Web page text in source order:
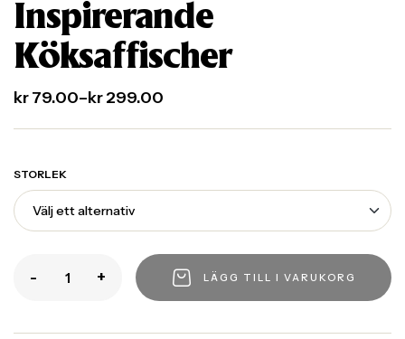
Inspirerande
Köksaffischer
kr79.00–kr299.00
STORLEK
- + LÄGG TILL I VARUKORG